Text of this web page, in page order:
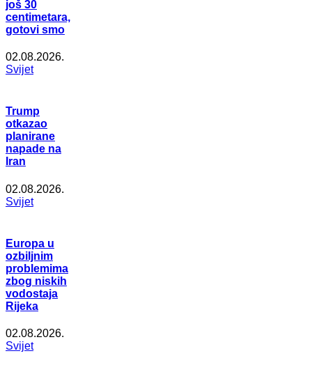
još 30
centimetara,
gotovi smo
02.08.2026.
Svijet
Trump
otkazao
planirane
napade na
Iran
02.08.2026.
Svijet
Europa u
ozbiljnim
problemima
zbog niskih
vodostaja
Rijeka
02.08.2026.
Svijet